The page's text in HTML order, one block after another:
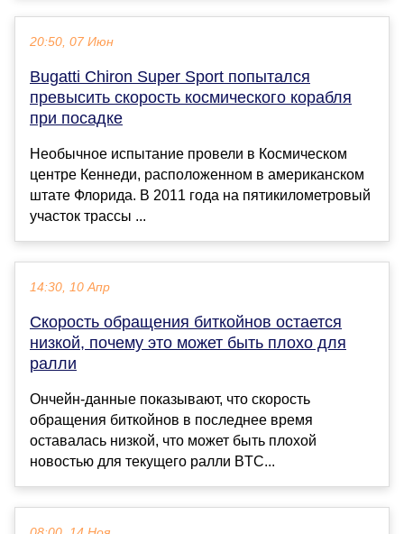
20:50, 07 Июн
Bugatti Chiron Super Sport попытался
превысить скорость космического корабля
при посадке
Необычное испытание провели в Космическом
центре Кеннеди, расположенном в американском
штате Флорида. В 2011 года на пятикилометровый
участок трассы ...
14:30, 10 Апр
Скорость обращения биткойнов остается
низкой, почему это может быть плохо для
ралли
Ончейн-данные показывают, что скорость
обращения биткойнов в последнее время
оставалась низкой, что может быть плохой
новостью для текущего ралли BTC...